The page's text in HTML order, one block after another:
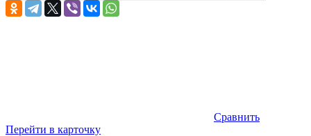
Сравнить
Перейти в карточку